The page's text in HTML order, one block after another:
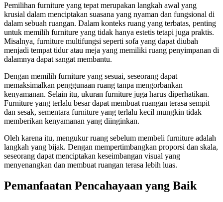
Pemilihan furniture yang tepat merupakan langkah awal yang
krusial dalam menciptakan suasana yang nyaman dan fungsional di
dalam sebuah ruangan. Dalam konteks ruang yang terbatas, penting
untuk memilih furniture yang tidak hanya estetis tetapi juga praktis.
Misalnya, furniture multifungsi seperti sofa yang dapat diubah
menjadi tempat tidur atau meja yang memiliki ruang penyimpanan di
dalamnya dapat sangat membantu.
Dengan memilih furniture yang sesuai, seseorang dapat
memaksimalkan penggunaan ruang tanpa mengorbankan
kenyamanan. Selain itu, ukuran furniture juga harus diperhatikan.
Furniture yang terlalu besar dapat membuat ruangan terasa sempit
dan sesak, sementara furniture yang terlalu kecil mungkin tidak
memberikan kenyamanan yang diinginkan.
Oleh karena itu, mengukur ruang sebelum membeli furniture adalah
langkah yang bijak. Dengan mempertimbangkan proporsi dan skala,
seseorang dapat menciptakan keseimbangan visual yang
menyenangkan dan membuat ruangan terasa lebih luas.
Pemanfaatan Pencahayaan yang Baik